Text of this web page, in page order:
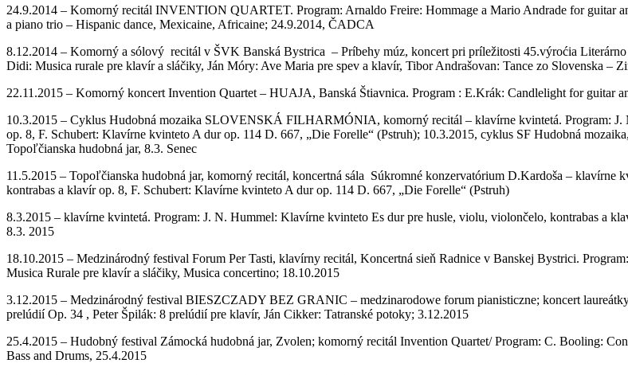
24.9.2014 – Komorný recitál INVENTION QUARTET. Program: Arnaldo Freire: Hommage a Mario Andrade for guitar
a piano trio – Hispanic dance, Mexicaine, Africaine; 24.9.2014, ČADCA
8.12.2014 – Komorný a sólový recitál v ŠVK Banská Bystrica – Príbehy múz, koncert pri príležitosti 45.výroćia
Didi: Musica rurale pre klavír a sláčiky, Ján Móry: Ave Maria pre spev a klavír, Tibor Andrašovan: Tance zo Slovenska –
22.11.2015 – Komorný koncert Invention Quartet – HUAJA, Banská Štiavnica. Program : E.Krák: Candlelight for guitar
10.3.2015 – Cyklus Hudobná mozaika SLOVENSKÁ FILHARMÓNIA, komorný recitál – klavírne kvintetá. Program:
op. 8, F. Schubert: Klavírne kvinteto A dur op. 114 D. 667, „Die Forelle“ (Pstruh); 10.3.2015, cyklus SF Hudobná
Topoľčianska hudobná jar, 8.3. Senec
11.5.2015 – Topoľčianska hudobná jar, komorný recitál, koncertná sála Súkromné konzervatórium D.Kardoša –
kontrabas a klavír op. 8, F. Schubert: Klavírne kvinteto A dur op. 114 D. 667, „Die Forelle“ (Pstruh)
8.3.2015 – klavírne kvintetá. Program: J. N. Hummel: Klavírne kvinteto Es dur pre husle, violu, violončelo, kontrabas a
8.3. 2015
18.10.2015 – Medzinárodný festival Forum Per Tasti, klavírny recitál, Koncertná sieň Radnice v Banskej Bystrici.
Musica Rurale pre klavír a sláčiky, Musica concertino; 18.10.2015
3.12.2015 – Medzinárodný festival BIESZCZADY BEZ GRANIC – medzinarodowe forum pianisticzne; koncert
prelúdií Op. 34 , Peter Špilák: 8 prelúdií pre klavír, Ján Cikker: Tatranské potoky; 3.12.2015
25.4.2015 – Hudobný festival Zámocká hudobná jar, Zvolen; komorný recitál Invention Quartet/ Program: C. Booling:
Bass and Drums, 25.4.2015